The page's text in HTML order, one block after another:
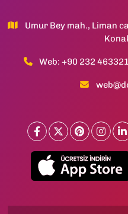
Umur Bey mah., Liman
Web: +90 232